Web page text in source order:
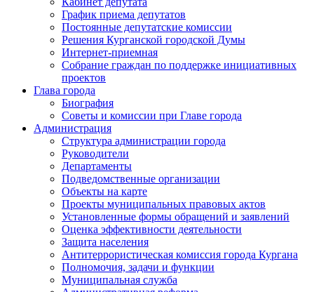
График приема депутатов
Постоянные депутатские комиссии
Решения Курганской городской Думы
Интернет-приемная
Собрание граждан по поддержке инициативных
проектов
Глава города
Биография
Советы и комиссии при Главе города
Администрация
Структура администрации города
Руководители
Департаменты
Подведомственные организации
Объекты на карте
Проекты муниципальных правовых актов
Установленные формы обращений и заявлений
Оценка эффективности деятельности
Защита населения
Антитеррористическая комиссия города Кургана
Полномочия, задачи и функции
Муниципальная служба